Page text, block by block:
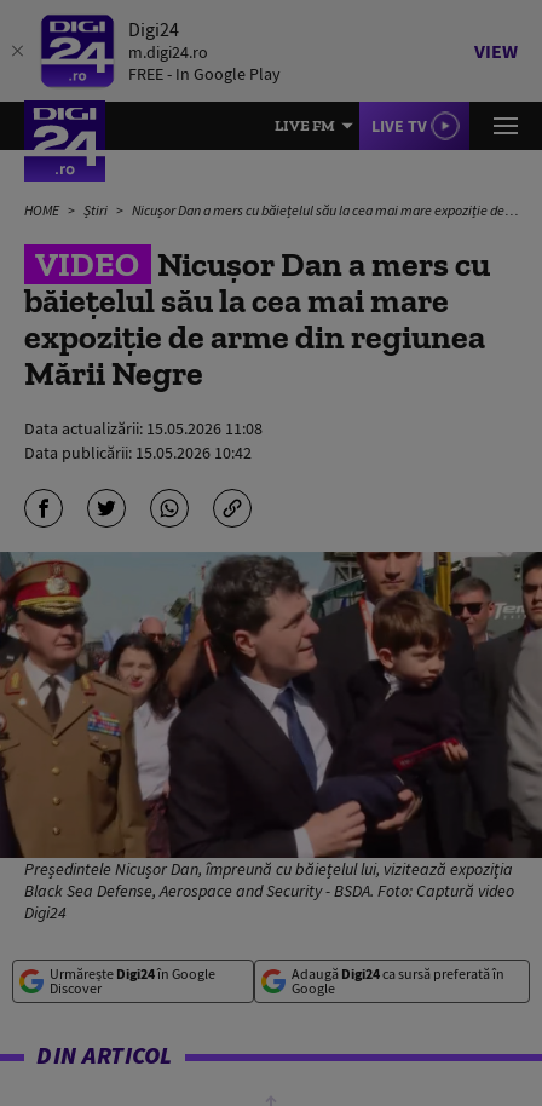
Digi24
m.digi24.ro
FREE - In Google Play
VIEW
LIVE FM LIVE TV
HOME Știri Nicușor Dan a mers cu băiețelul său la cea mai mare expoziție de arme din regiunea Mării Negre
VIDEO Nicușor Dan a mers cu
băiețelul său la cea mai mare
expoziție de arme din regiunea
Mării Negre
Data actualizării: 15.05.2026 11:08
Data publicării: 15.05.2026 10:42
Președintele Nicușor Dan, împreună cu băiețelul lui, vizitează expoziţia
Black Sea Defense, Aerospace and Security - BSDA. Foto: Captură video
Digi24
Urmărește Digi24în Google
Discover
Adaugă Digi24ca sursă preferată în
Google
DIN ARTICOL